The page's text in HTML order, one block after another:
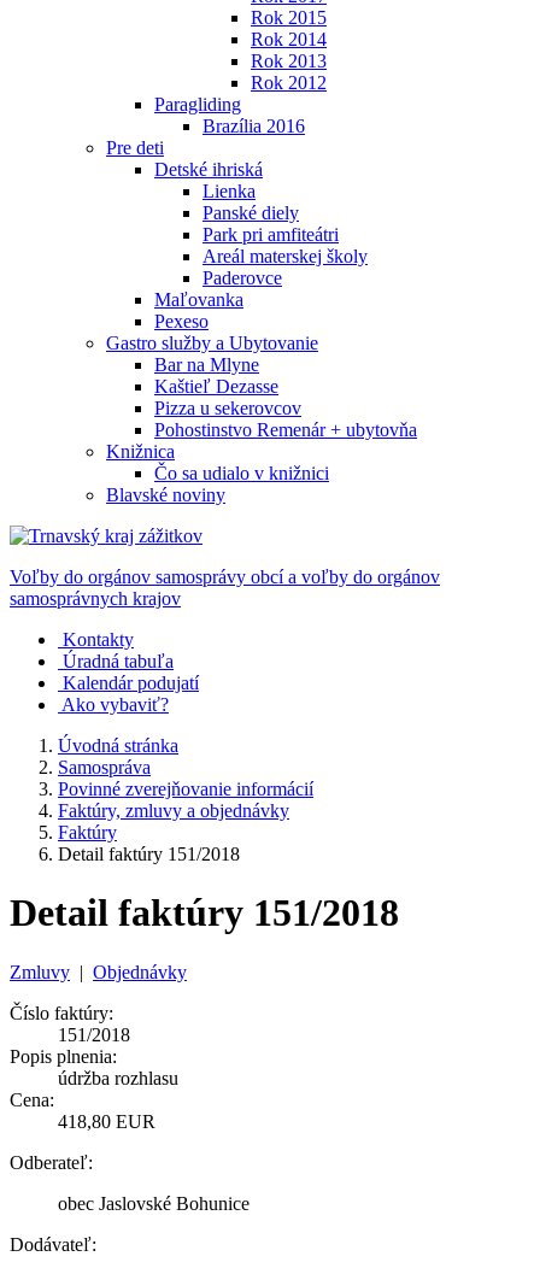
Rok 2015
Rok 2014
Rok 2013
Rok 2012
Paragliding
Brazília 2016
Pre deti
Detské ihriská
Lienka
Panské diely
Park pri amfiteátri
Areál materskej školy
Paderovce
Maľovanka
Pexeso
Gastro služby a Ubytovanie
Bar na Mlyne
Kaštieľ Dezasse
Pizza u sekerovcov
Pohostinstvo Remenár + ubytovňa
Knižnica
Čo sa udialo v knižnici
Blavské noviny
Voľby do orgánov samosprávy obcí a voľby do orgánov
samosprávnych krajov
Kontakty
Úradná tabuľa
Kalendár podujatí
Ako vybaviť?
Úvodná stránka
Samospráva
Povinné zverejňovanie informácií
Faktúry, zmluvy a objednávky
Faktúry
Detail faktúry 151/2018
Detail faktúry 151/2018
Zmluvy | Objednávky
Číslo faktúry:
151/2018
Popis plnenia:
údržba rozhlasu
Cena:
418,80 EUR
Odberateľ:
obec Jaslovské Bohunice
Dodávateľ: